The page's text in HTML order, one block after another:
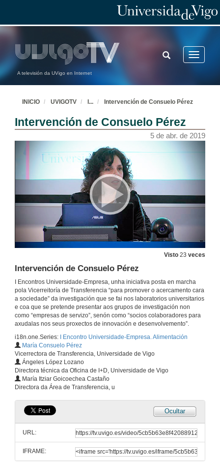
A televisión da UVigo en Internet
Toggle
TOGGLE
SEARCH
INICIO UVIGOTV ... Intervención de Consuelo Pérez
Intervención de Consuelo Pérez
5 de abr. de 2019
Visto 23 veces
Intervención de Consuelo Pérez
I Encontros Universidade-Empresa, unha iniciativa posta en marcha
pola Vicerreitoría de Transferencia “para promover o acercamento cara
a sociedade” da investigación que se fai nos laboratorios universitarios
e coa que se pretende presentar aos grupos de investigación non
como “empresas de servizo”, senón como “socios colaboradores para
axudalas nos seus proxectos de innovación e desenvolvemento”.
i18n.one.Series:
I Encontro Universidade-Empresa. Alimentación
María Consuelo Pérez
Vicerrectora de Transferencia, Universidade de Vigo
Ángeles López Lozano
Directora técnica da Oficina de I+D, Universidade de Vigo
María Itziar Goicoechea Castaño
Directora da Área de Transferencia, u
Ocultar
URL:
IFRAME: